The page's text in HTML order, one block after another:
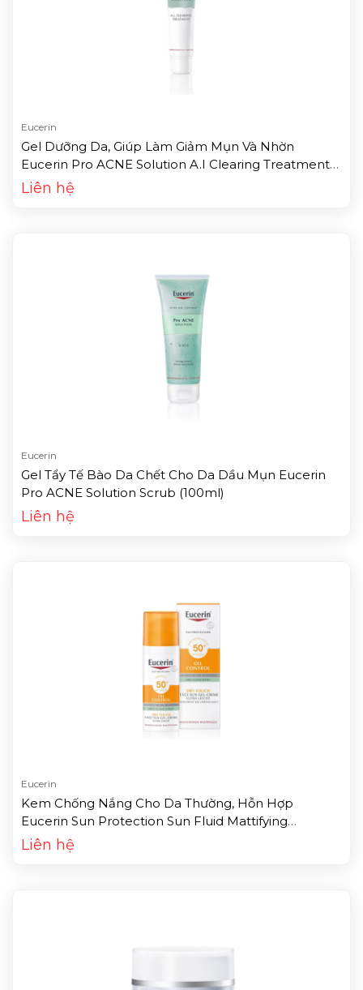
Eucerin
Gel Dưỡng Da, Giúp Làm Giảm Mụn Và Nhờn
Eucerin Pro ACNE Solution A.I Clearing Treatment
(40ml)
Liên hệ
Eucerin
Gel Tẩy Tế Bào Da Chết Cho Da Dầu Mụn Eucerin
Pro ACNE Solution Scrub (100ml)
Liên hệ
Eucerin
Kem Chống Nắng Cho Da Thường, Hỗn Hợp
Eucerin Sun Protection Sun Fluid Mattifying
Sensitive Protect (50ml)
Liên hệ